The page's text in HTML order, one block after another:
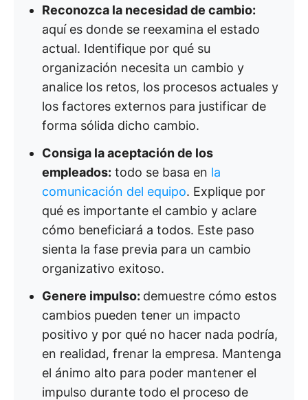
Reconozca la necesidad de cambio:
aquí es donde se reexamina el estado
actual. Identifique por qué su
organización necesita un cambio y
analice los retos, los procesos actuales y
los factores externos para justificar de
forma sólida dicho cambio.
Consiga la aceptación de los
empleados: todo se basa en la
comunicación del equipo. Explique por
qué es importante el cambio y aclare
cómo beneficiará a todos. Este paso
sienta la fase previa para un cambio
organizativo exitoso.
Genere impulso: demuestre cómo estos
cambios pueden tener un impacto
positivo y por qué no hacer nada podría,
en realidad, frenar la empresa. Mantenga
el ánimo alto para poder mantener el
impulso durante todo el proceso de